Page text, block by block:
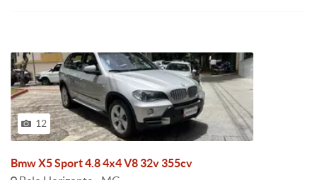
12
Bmw X5 Sport 4.8 4x4 V8 32v 355cv